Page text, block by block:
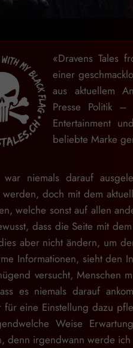
«Dravens Tales
einer
aus aktuellem
Presse Politik –
Entertainment
beliebte Marke
niemals darauf
doch mit dem
welche sonst auf allen
dass die Seite mit
aber nicht ändern, um
Informationen, sieht den
versucht, Menschen
es niemals darauf
eine Einstellung dazu
Weise
denn irgendwann werde ich